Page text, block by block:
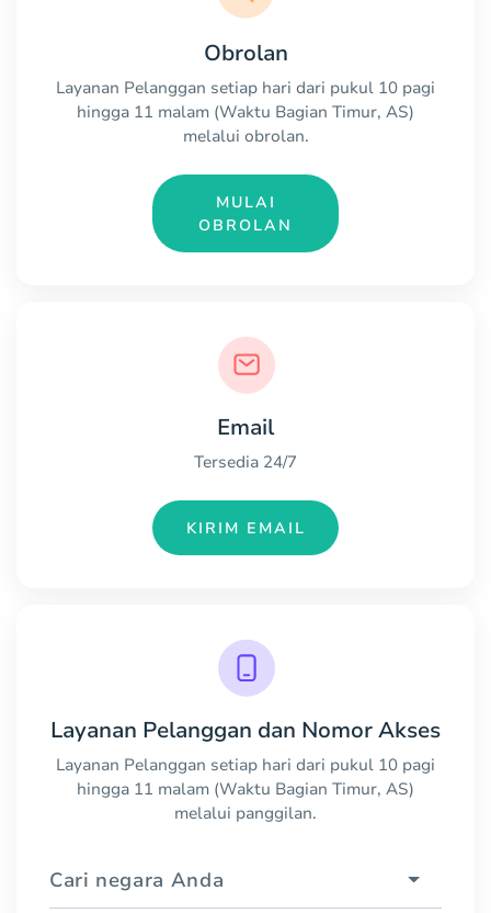
Obrolan
Layanan Pelanggan setiap hari dari pukul 10 pagi
hingga 11 malam (Waktu Bagian Timur, AS)
melalui obrolan.
MULAI
OBROLAN
Email
Tersedia 24/7
KIRIM EMAIL
Layanan Pelanggan dan Nomor Akses
Layanan Pelanggan setiap hari dari pukul 10 pagi
hingga 11 malam (Waktu Bagian Timur, AS)
melalui panggilan.
Cari negara Anda